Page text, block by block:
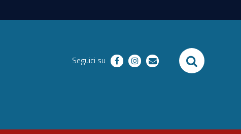
Seguici su facebookinstagram
email SEARCH